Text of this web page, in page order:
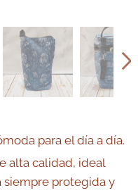
para el día a día.
alta calidad, ideal
siempre protegida y